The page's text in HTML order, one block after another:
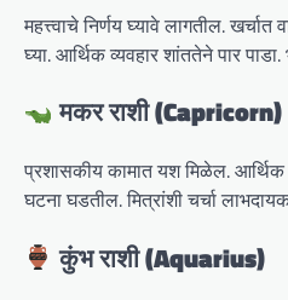
महत्त्वाचे निर्णय घ्यावे लागतील.
घ्या. आर्थिक व्यवहार शांततेने पार
मकर राशी (Capricorn)
प्रशासकीय कामात यश मिळेल.
घटना घडतील. मित्रांशी चर्चा
कुंभ राशी (Aquarius)